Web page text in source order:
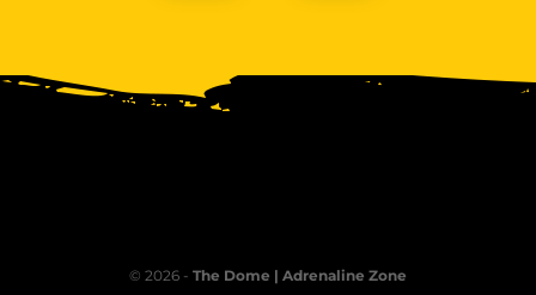
© 2026 - The Dome | Adrenaline Zone